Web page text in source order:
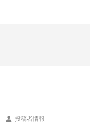
投稿者情報